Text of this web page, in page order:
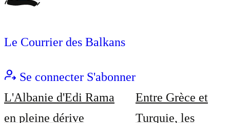
Le Courrier des Balkans
Se connecter S'abonner
L'Albanie d'Edi Rama
en pleine dérive
Entre Grèce et
Turquie, les